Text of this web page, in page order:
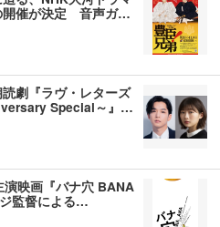
開催が決定 音声ガ…
劇『ラヴ・レターズ
Special～』…
映画『バナ穴 BANA
監督による…